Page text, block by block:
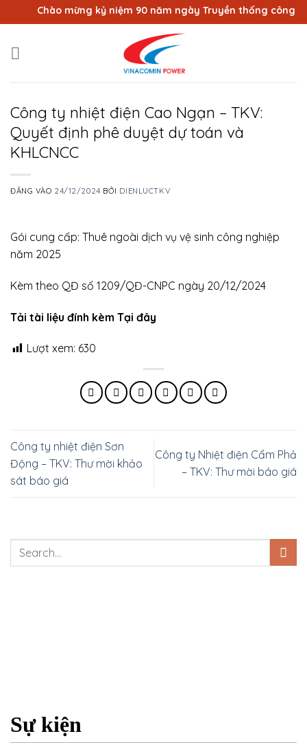
qua
dung
Chào mừng kỷ niệm 90 năm ngày Truyền thống công
Công ty nhiệt điện Cao Ngạn – TKV:
Quyết định phê duyệt dự toán và
KHLCNCC
ĐĂNG VÀO 24/12/2024 BỞI DIENLUCTKV
Gói cung cấp: Thuê ngoài dịch vụ vệ sinh công nghiệp
năm 2025
Kèm theo QĐ số 1209/QĐ-CNPC ngày 20/12/2024
Tải tài liệu đính kèm Tại đây
Lượt xem: 630
Công ty nhiệt điện Sơn
Động – TKV: Thư mời khảo
sát báo giá
Công ty Nhiệt điện Cẩm Phả
– TKV: Thư mời báo giá
Sự kiện